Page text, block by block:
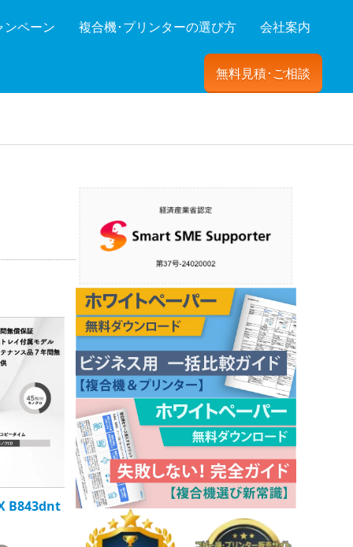
ンペーン 複合機･プリンターの選び方 会社案内
無料見積･ご相談
B843dnt